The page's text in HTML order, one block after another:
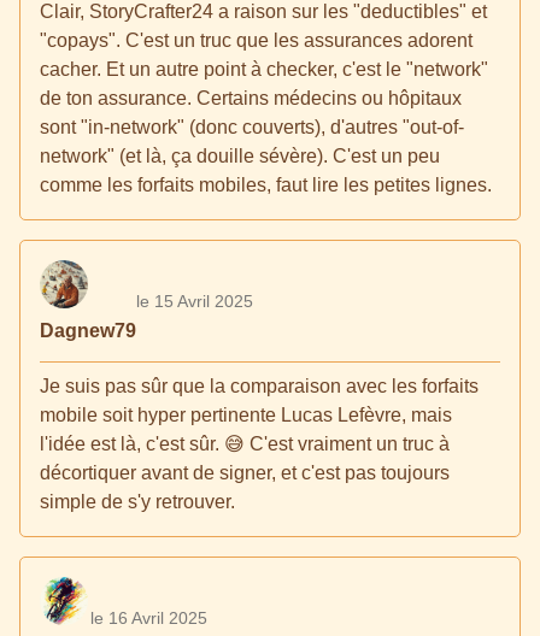
Clair, StoryCrafter24 a raison sur les "deductibles" et
"copays". C'est un truc que les assurances adorent
cacher. Et un autre point à checker, c'est le "network"
de ton assurance. Certains médecins ou hôpitaux
sont "in-network" (donc couverts), d'autres "out-of-
network" (et là, ça douille sévère). C'est un peu
comme les forfaits mobiles, faut lire les petites lignes.
Dagnew79
le 15 Avril 2025
Je suis pas sûr que la comparaison avec les forfaits
mobile soit hyper pertinente Lucas Lefèvre, mais
l'idée est là, c'est sûr. 😅 C'est vraiment un truc à
décortiquer avant de signer, et c'est pas toujours
simple de s'y retrouver.
le 16 Avril 2025